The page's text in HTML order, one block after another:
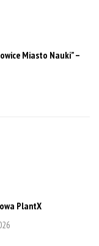
Miasto Nauki” –
PlantX